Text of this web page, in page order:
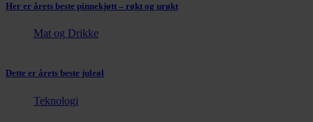
Her er årets beste pinnekjøtt – røkt og urøkt
Mat og Drikke
Dette er årets beste juleøl
Teknologi